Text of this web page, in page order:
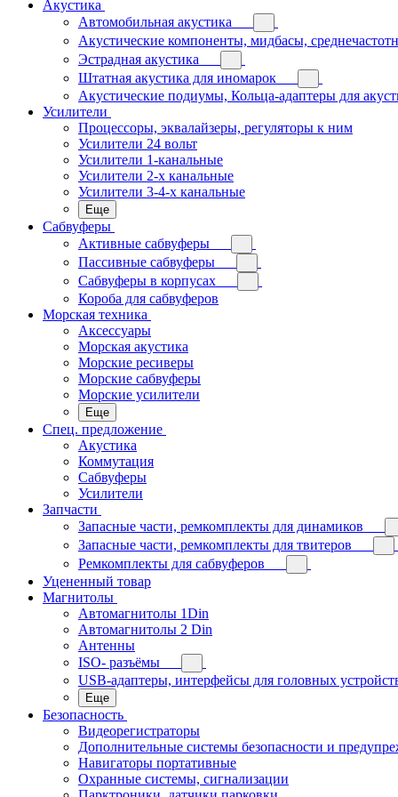
Акустика
Автомобильная акустика
Акустические компоненты, мидбасы,
Эстрадная акустика
Штатная акустика для иномарок
Акустические подиумы, Кольца-адаптеры для
Усилители
Процессоры, эквалайзеры, регуляторы к ним
Усилители 24 вольт
Усилители 1-канальные
Усилители 2-х канальные
Усилители 3-4-х канальные
Еще
Сабвуферы
Активные сабвуферы
Пассивные сабвуферы
Сабвуферы в корпусах
Короба для сабвуферов
Морская техника
Аксессуары
Морская акустика
Морские ресиверы
Морские сабвуферы
Морские усилители
Еще
Спец. предложение
Акустика
Коммутация
Сабвуферы
Усилители
Запчасти
Запасные части, ремкомплекты для динамиков
Запасные части, ремкомплекты для твитеров
Ремкомплекты для сабвуферов
Уцененный товар
Магнитолы
Автомагнитолы 1Din
Автомагнитолы 2 Din
Антенны
ISO- разъёмы
USB-адаптеры, интерфейсы для головных
Еще
Безопасность
Видеорегистраторы
Дополнительные системы безопасности и
Навигаторы портативные
Охранные системы, сигнализации